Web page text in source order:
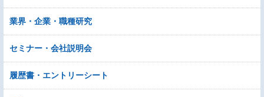
業界・企業・職種研究
セミナー・会社説明会
履歴書・エントリーシート